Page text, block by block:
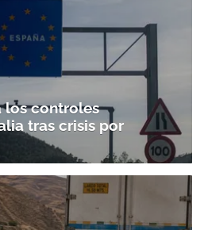
los controles
tras crisis por